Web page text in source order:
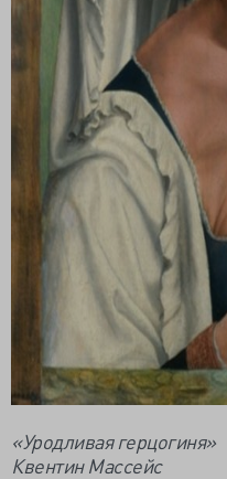
«Уродливая герцогиня»
Квентин Массейс